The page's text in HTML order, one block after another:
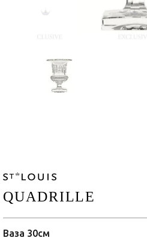
QUADRILLE
Ваза 30см